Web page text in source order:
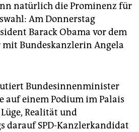
natürlich die Prominenz für
Am Donnerstag
Barack Obama vor dem
Bundeskanzlerin Angela
Bundesinnenminister
auf einem Podium im Palais
Realität und
darauf SPD-Kanzlerkandidat